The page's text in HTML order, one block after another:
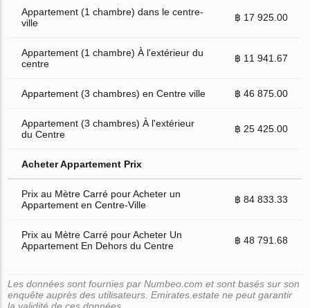
Appartement (1 chambre) dans le centre-
ville
฿ 17 925.00
Appartement (1 chambre) À l'extérieur du
centre
฿ 11 941.67
Appartement (3 chambres) en Centre ville ฿ 46 875.00
Appartement (3 chambres) À l'extérieur
du Centre
฿ 25 425.00
Acheter Appartement Prix
Prix au Mètre Carré pour Acheter un
Appartement en Centre-Ville
฿ 84 833.33
Prix au Mètre Carré pour Acheter Un
Appartement En Dehors du Centre
฿ 48 791.68
Les données sont fournies par Numbeo.com et sont basés sur son
enquête auprès des utilisateurs. Emirates.estate ne peut garantir
la validité de ces données.